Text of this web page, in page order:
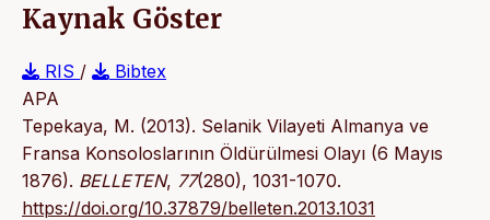
Kaynak Göster
RIS /
Bibtex
APA
Tepekaya, M. (2013). Selanik Vilayeti Almanya ve
Fransa Kon­soloslarının Öldürülmesi Olayı (6 Mayıs
1876). BELLETEN, 77(280), 1031-1070.
https://doi.org/10.37879/belleten.2013.1031